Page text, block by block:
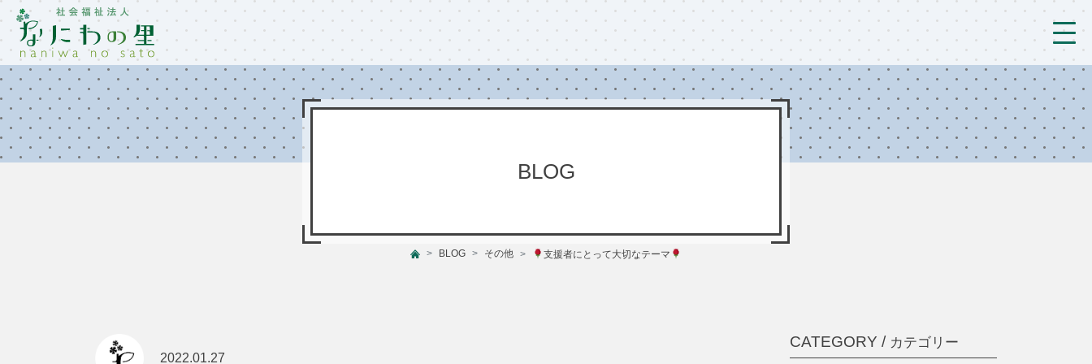
トップ
法人概要/アクセス
ブログ
BLOG
BLOG その他 支援者にとって大切なテーマ
2022.01.27
CATEGORY / カテゴリー